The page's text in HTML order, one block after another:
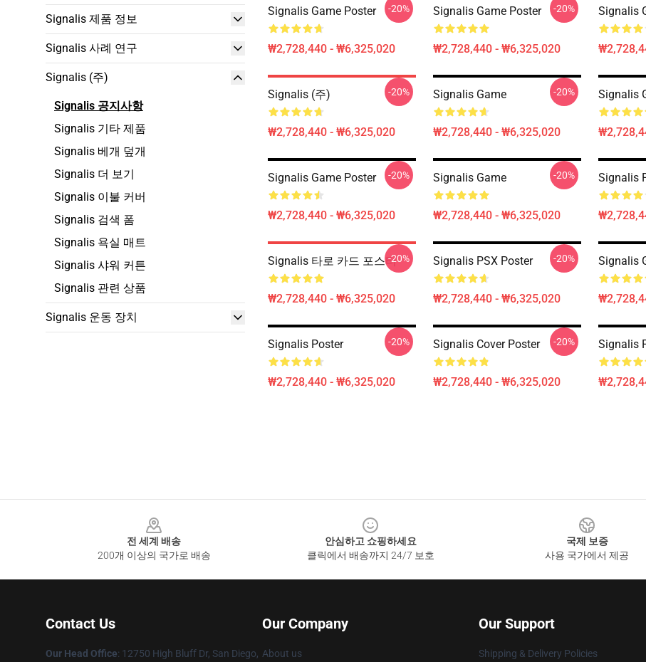
Signalis 제품 정보
Signalis 사례 연구
Signalis (주)
Signalis 공지사항
Signalis 기타 제품
Signalis 베개 덮개
Signalis 더 보기
Signalis 이불 커버
Signalis 검색 폼
Signalis 욕실 매트
Signalis 샤워 커튼
Signalis 관련 상품
Signalis 운동 장치
Signalis Game Poster
₩2,728,440 - ₩6,325,020
-20% Signalis Game Poster
₩2,728,440 - ₩6,325,020
-20% Signalis
Signalis (주)
₩2,728,440 - ₩6,325,020
-20% Signalis Game
₩2,728,440 - ₩6,325,020
-20% Signalis
Signalis Game Poster
₩2,728,440 - ₩6,325,020
-20% Signalis Game
₩2,728,440 - ₩6,325,020
-20% Signalis
Signalis 타로 카드 포스터
₩2,728,440 - ₩6,325,020
-20% Signalis PSX Poster
₩2,728,440 - ₩6,325,020
-20% Signalis
Signalis Poster
₩2,728,440 - ₩6,325,020
-20% Signalis Cover Poster
₩2,728,440 - ₩6,325,020
-20% Signalis
전 세계 배송
200개 이상의 국가로 배송
안심하고 쇼핑하세요
클릭에서 배송까지 24/7 보호
국제 보증
사용 국가에서 제공
Contact Us
Our Head Office: 12750 High Bluff Dr, San Diego,
Our Company
About us
Our Support
Shipping & Delivery Policies